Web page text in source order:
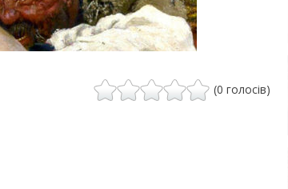
(0 голосів)